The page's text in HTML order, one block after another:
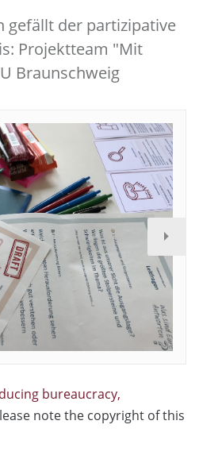
gefällt der partizipative
Projektteam "Mit
Braunschweig
bureaucracy,
note the copyright of this